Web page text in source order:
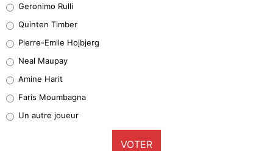
32%
4%
1%
9%
Geronimo Rulli
Quinten Timber
Pierre-Emile Hojbjerg
Neal Maupay
Amine Harit
Faris Moumbagna
Un autre joueur
VOTER